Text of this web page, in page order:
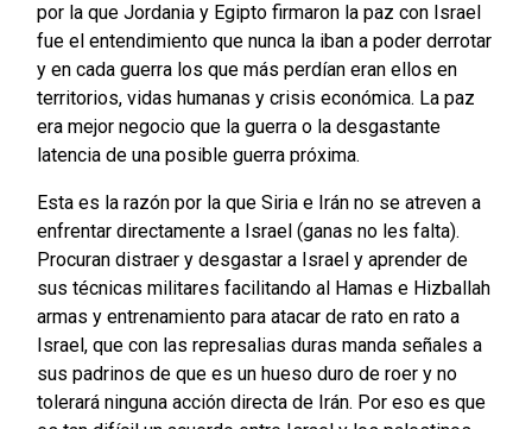
por la que Jordania y Egipto firmaron la paz con Israel
fue el entendimiento que nunca la iban a poder derrotar
y en cada guerra los que más perdían eran ellos en
territorios, vidas humanas y crisis económica. La paz
era mejor negocio que la guerra o la desgastante
latencia de una posible guerra próxima.
Esta es la razón por la que Siria e Irán no se atreven a
enfrentar directamente a Israel (ganas no les falta).
Procuran distraer y desgastar a Israel y aprender de
sus técnicas militares facilitando al Hamas e Hizballah
armas y entrenamiento para atacar de rato en rato a
Israel, que con las represalias duras manda señales a
sus padrinos de que es un hueso duro de roer y no
tolerará ninguna acción directa de Irán. Por eso es que